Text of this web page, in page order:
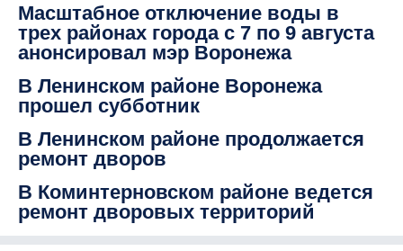
Масштабное отключение воды в
трех районах города с 7 по 9 августа
анонсировал мэр Воронежа
В Ленинском районе Воронежа
прошел субботник
В Ленинском районе продолжается
ремонт дворов
В Коминтерновском районе ведется
ремонт дворовых территорий